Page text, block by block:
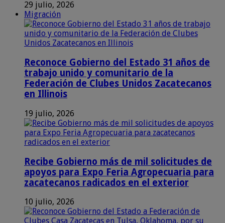
29 julio, 2026
Migración
Reconoce Gobierno del Estado 31 años de
trabajo unido y comunitario de la
Federación de Clubes Unidos Zacatecanos
en Illinois
19 julio, 2026
Recibe Gobierno más de mil solicitudes de
apoyos para Expo Feria Agropecuaria para
zacatecanos radicados en el exterior
10 julio, 2026